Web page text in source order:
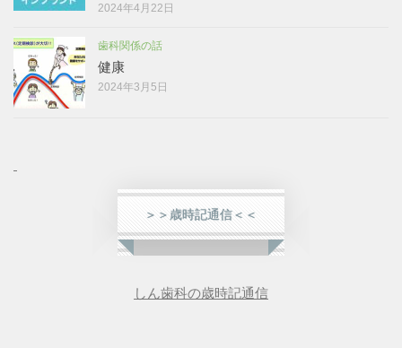
2024年4月22日
歯科関係の話
健康
2024年3月5日
＞＞歳時記通信＜＜
しん歯科の歳時記通信